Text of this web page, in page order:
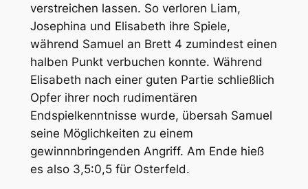
verstreichen lassen. So verloren Liam,
Josephina und Elisabeth ihre Spiele,
während Samuel an Brett 4 zumindest einen
halben Punkt verbuchen konnte. Während
Elisabeth nach einer guten Partie schließlich
Opfer ihrer noch rudimentären
Endspielkenntnisse wurde, übersah Samuel
seine Möglichkeiten zu einem
gewinnnbringenden Angriff. Am Ende hieß
es also 3,5:0,5 für Osterfeld.